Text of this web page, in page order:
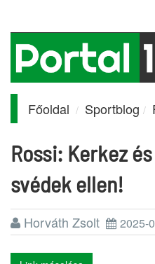
Főoldal Sportblog
Rossi: Kerkez
svédek ellen!
Horváth Zsolt 2025-